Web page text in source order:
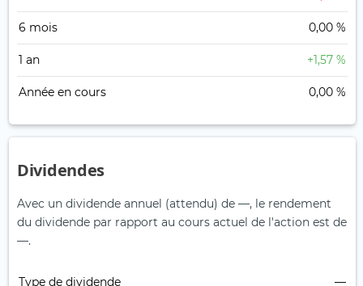
6 mois 0,00 %
1 an +1,57 %
Année en cours 0,00 %
Dividendes
Avec un dividende annuel (attendu) de —, le rendement
du dividende par rapport au cours actuel de l'action est de
—.
Type de dividende —